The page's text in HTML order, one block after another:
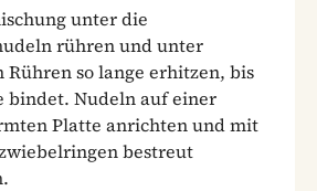
unter die
rühren und unter
Rühren so lange erhitzen, bis
bindet. Nudeln auf einer
Platte anrichten und mit
bestreut